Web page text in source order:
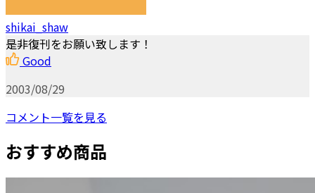
shikai_shaw
是非復刊をお願い致します！
Good
2003/08/29
コメント一覧を見る
おすすめ商品